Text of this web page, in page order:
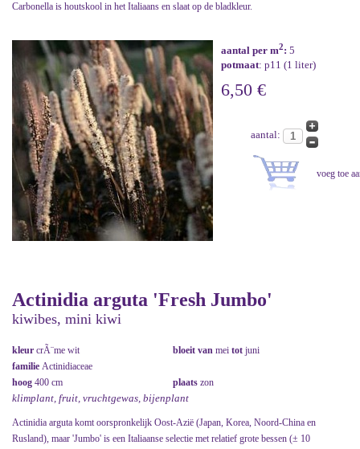
Carbonella is houtskool in het Italiaans en slaat op de bladkleur.
aantal per m2: 5
potmaat: p11 (1 liter)
6,50 €
aantal:
Actinidia arguta 'Fresh Jumbo'
kiwibes, mini kiwi
kleur crÃ¨me wit bloeit van mei tot juni
familie Actinidiaceae
hoog 400 cm plaats zon
klimplant, fruit, vruchtgewas, bijenplant
Actinidia arguta komt oorspronkelijk Oost-Azië (Japan, Korea, Noord-China en
Rusland), maar 'Jumbo' is een Italiaanse selectie met relatief grote bessen (± 10